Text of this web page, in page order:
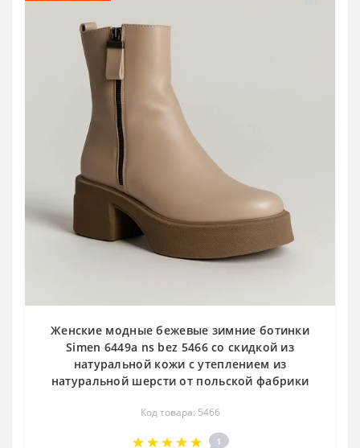
Женские модные бежевые зимние ботинки
Simen 6449a ns bez 5466 со скидкой из
натуральной кожи с утеплением из
натуральной шерсти от польской фабрики
Код товара: 5466
1